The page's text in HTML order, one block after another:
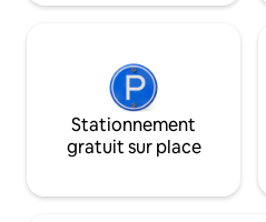
Stationnement
gratuit sur place